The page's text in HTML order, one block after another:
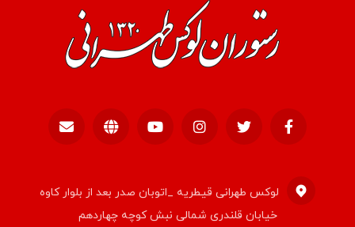
لوکس طهرانی قیطریه _اتوبان صدر بعد از بلوار کاوه
خیابان قلندری شمالی نبش کوچه چهاردهم